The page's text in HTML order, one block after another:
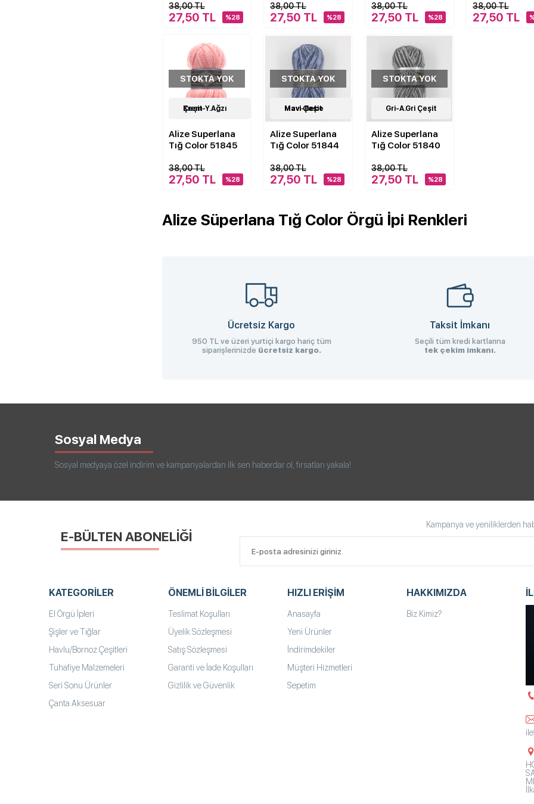
38,00 TL
27,50 TL %28
38,00 TL
27,50 TL %28
38,00 TL
27,50 TL %28
38,00 TL
27,50 TL
18Çeşit
STOKTA YOK
Krem-Y.Ağzı Çeşit
Alize Superlana
Tığ Color 51845
38,00 TL
27,50 TL %28
18Çeşit
STOKTA YOK
Mavi-Bebe Mavi Çeşit
Alize Superlana
Tığ Color 51844
38,00 TL
27,50 TL %28
18Çeşit
STOKTA YOK
Gri-A.Gri Çeşit
Alize Superlana
Tığ Color 51840
38,00 TL
27,50 TL %28
Alize Süperlana Tığ Color Örgü İpi Renkleri
Ücretsiz Kargo
950 TL ve üzeri yurtiçi kargo hariç tüm
siparişlerinizde ücretsiz kargo.
Taksit İmkanı
Seçili tüm kredi kartlarına
tek çekim imkanı.
Sosyal Medya
Sosyal medyaya özel indirim ve kampanyalardan ilk sen haberdar ol, fırsatları yakala!
E-BÜLTEN ABONELİĞİ
Kampanya ve yeniliklerden
KATEGORILER
El Örgü İpleri
Şişler ve Tığlar
Havlu/Bornoz Çeşitleri
Tuhafiye Malzemeleri
Seri Sonu Ürünler
Çanta Aksesuar
ÖNEMLI BILGILER
Teslimat Koşulları
Üyelik Sözleşmesi
Satış Sözleşmesi
Garanti ve İade Koşulları
Gizlilik ve Güvenlik
HIZLI ERIŞIM
Anasayfa
Yeni Ürünler
İndirimdekiler
Müşteri Hizmetleri
Sepetim
HAKKIMIZDA
Biz Kimiz?